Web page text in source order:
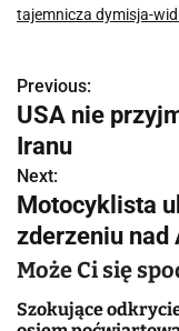
tajemnicza dymisja-
N
a
w
i
g
a
Previous:
USA nie
Iranu
Next:
Motocyklista
zderzeniu nad
Może Ci się
Szokujące